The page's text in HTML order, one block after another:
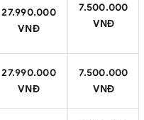
27.990.000
VNĐ
7.500.000
VNĐ
27.990.000
VNĐ
7.500.000
VNĐ